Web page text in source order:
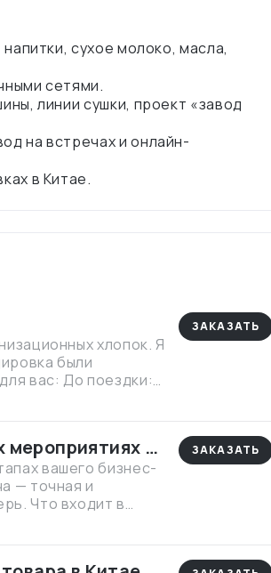
сухое молоко, масла,
сетями.
линии сушки, проект «завод
на встречах и онлайн-
хлопок. Я
были
вас: До поездки:
билеты на
общении с
любые
нервы и
все детали под
ЗАКАЗАТЬ
в
вашего бизнес-
— точная и
Что входит в
•
ЗАКАЗАТЬ